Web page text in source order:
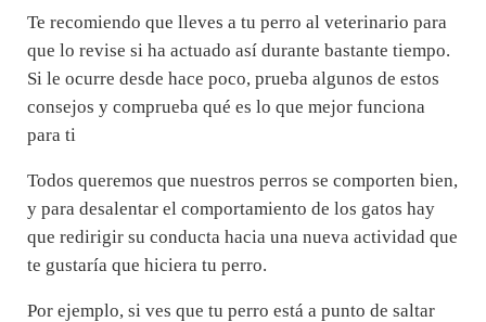
Te recomiendo que lleves a tu perro al veterinario para
que lo revise si ha actuado así durante bastante tiempo.
Si le ocurre desde hace poco, prueba algunos de estos
consejos y comprueba qué es lo que mejor funciona
para ti
Todos queremos que nuestros perros se comporten bien,
y para desalentar el comportamiento de los gatos hay
que redirigir su conducta hacia una nueva actividad que
te gustaría que hiciera tu perro.
Por ejemplo, si ves que tu perro está a punto de saltar